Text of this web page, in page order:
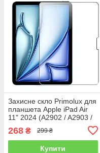
Захисне скло Primolux для
планшета Apple iPad Air
11" 2024 (A2902 / A2903 /
268 ₴ 299 ₴
Купити